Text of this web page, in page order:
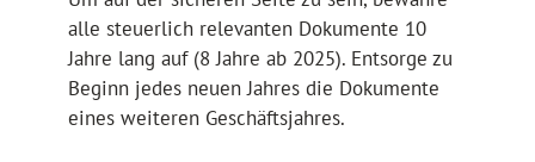
alle steuerlich relevanten Dokumente 10
Jahre lang auf (8 Jahre ab 2025). Entsorge zu
Beginn jedes neuen Jahres die Dokumente
eines weiteren Geschäftsjahres.